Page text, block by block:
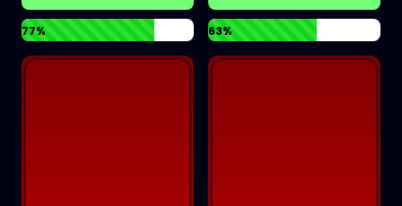
77% 63%